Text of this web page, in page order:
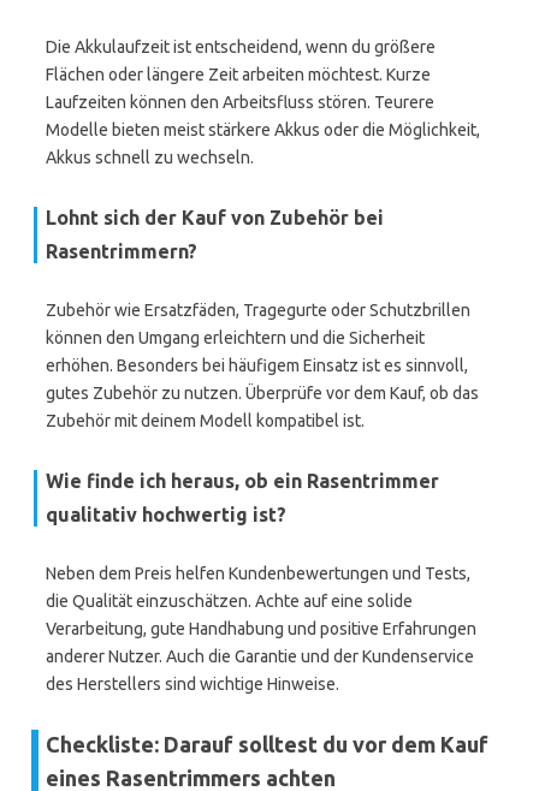
Die Akkulaufzeit ist entscheidend, wenn du größere
Flächen oder längere Zeit arbeiten möchtest. Kurze
Laufzeiten können den Arbeitsfluss stören. Teurere
Modelle bieten meist stärkere Akkus oder die Möglichkeit,
Akkus schnell zu wechseln.
Lohnt sich der Kauf von Zubehör bei
Rasentrimmern?
Zubehör wie Ersatzfäden, Tragegurte oder Schutzbrillen
können den Umgang erleichtern und die Sicherheit
erhöhen. Besonders bei häufigem Einsatz ist es sinnvoll,
gutes Zubehör zu nutzen. Überprüfe vor dem Kauf, ob das
Zubehör mit deinem Modell kompatibel ist.
Wie finde ich heraus, ob ein Rasentrimmer
qualitativ hochwertig ist?
Neben dem Preis helfen Kundenbewertungen und Tests,
die Qualität einzuschätzen. Achte auf eine solide
Verarbeitung, gute Handhabung und positive Erfahrungen
anderer Nutzer. Auch die Garantie und der Kundenservice
des Herstellers sind wichtige Hinweise.
Checkliste: Darauf solltest du vor dem Kauf
eines Rasentrimmers achten